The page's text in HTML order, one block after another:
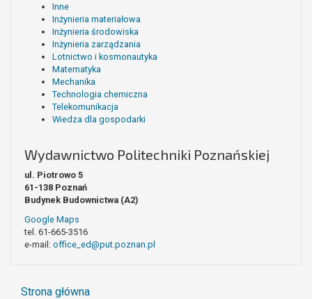
Inne
Inżynieria materiałowa
Inżynieria środowiska
Inżynieria zarządzania
Lotnictwo i kosmonautyka
Matematyka
Mechanika
Technologia chemiczna
Telekomunikacja
Wiedza dla gospodarki
Wydawnictwo Politechniki Poznańskiej
ul. Piotrowo 5
61-138 Poznań
Budynek Budownictwa (A2)
Google Maps
tel. 61-665-3516
e-mail: office_ed@put.poznan.pl
Strona główna